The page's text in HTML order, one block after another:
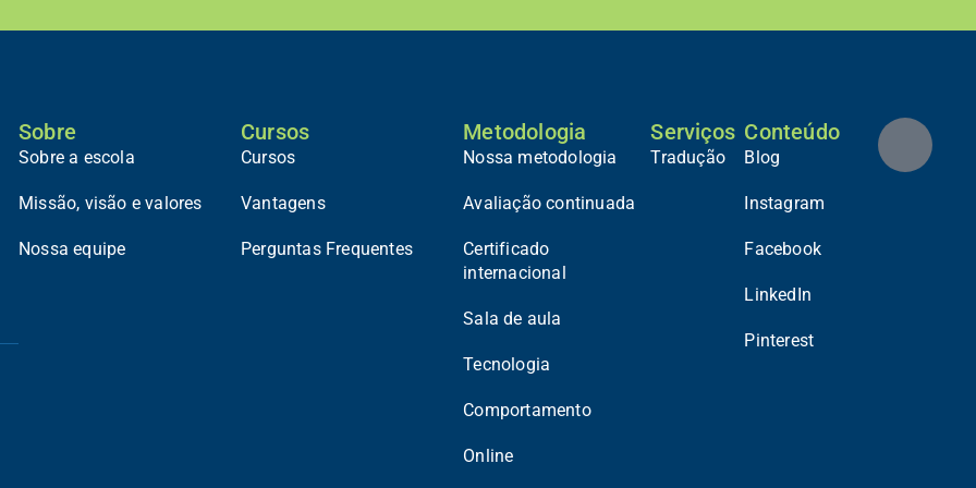
Sobre
Sobre a escola
Missão, visão e valores
Nossa equipe
Cursos
Cursos
Vantagens
Perguntas Frequentes
Metodologia
Nossa metodologia
Avaliação continuada
Certificado
internacional
Sala de aula
Tecnologia
Comportamento
Online
Serviços
Tradução
Conteúdo
Blog
Instagram
Facebook
LinkedIn
Pinterest